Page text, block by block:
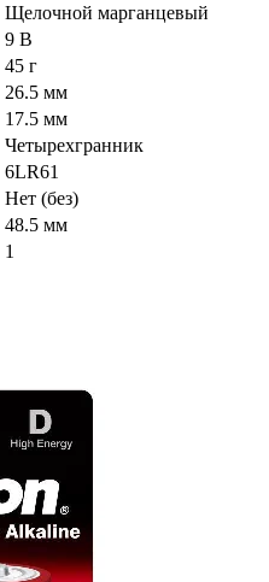
Щелочной марганцевый
9 В
45 г
26.5 мм
17.5 мм
Четырехгранник
6LR61
Нет (без)
48.5 мм
1